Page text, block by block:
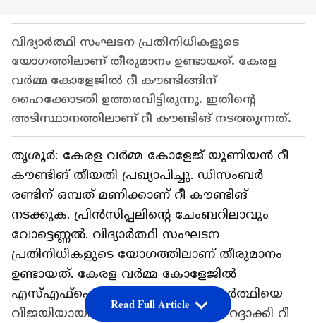
വിദ്യാർത്ഥി സംഘടന പ്രതിനിധികളുടെ
യോഗത്തിലാണ് തീരുമാനം ഉണ്ടായത്. കേരള
വർമ്മ കോളേജിൽ റീ കൗണ്ടിങ്ങിന്
ഹൈക്കോടതി ഉത്തരവിട്ടിരുന്നു. ഇതിന്റെ
അടിസ്ഥാനത്തിലാണ് റീ കൗണ്ടിങ് നടത്തുന്നത്.
തൃശൂർ: കേരള വർമ്മ കോളേജ് യൂണിയൻ റീ
കൗണ്ടിങ് തീയതി പ്രഖ്യാപിച്ചു. ഡിസംബർ
രണ്ടിന് ഒമ്പത് മണിക്കാണ് റീ കൗണ്ടിങ്
നടക്കുക. പ്രിൻസിപ്പലിന്റെ ചേംബറിലാവും
വോട്ടെണ്ണൽ. വിദ്യാർത്ഥി സംഘടന
പ്രതിനിധികളുടെ യോഗത്തിലാണ് തീരുമാനം
ഉണ്ടായത്. കേരള വർമ്മ കോളേജിൽ
എസ്എഫ്ഐ ചെയർമാൻ സ്ഥാനാർത്ഥിയെ
വിജയിയായി പ്രഖ്യാപിച്ച തീരുമാനം റദ്ദാക്കി റീ
Read Full Article